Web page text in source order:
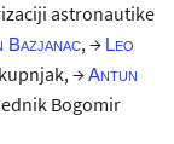
astronautike
Bazjanac, → Leo
→Antun
Bogomir